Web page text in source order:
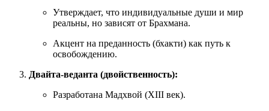
Утверждает, что индивидуальные души и мир
реальны, но зависят от Брахмана.
Акцент на преданность (бхакти) как путь к
освобождению.
Двайта-веданта (двойственность):
Разработана Мадхвой (XIII век).